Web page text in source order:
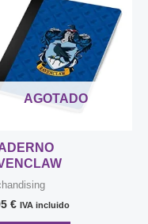
AGOTADO
€ IVA incluido